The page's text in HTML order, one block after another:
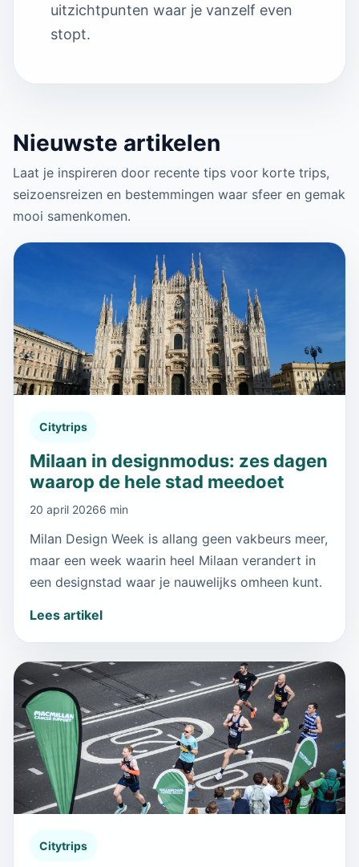
uitzichtpunten waar je vanzelf even
stopt.
Nieuwste artikelen
Laat je inspireren door recente tips voor korte trips,
seizoensreizen en bestemmingen waar sfeer en gemak
mooi samenkomen.
Citytrips
Milaan in designmodus: zes dagen
waarop de hele stad meedoet
20 april 20266 min
Milan Design Week is allang geen vakbeurs meer,
maar een week waarin heel Milaan verandert in
een designstad waar je nauwelijks omheen kunt.
Lees artikel
Citytrips